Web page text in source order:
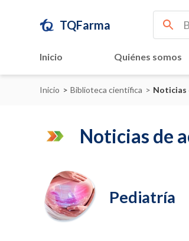
TQFarma
Inicio Quiénes somos
Inicio > Biblioteca científica > Noticias
Noticias de
Pediatría